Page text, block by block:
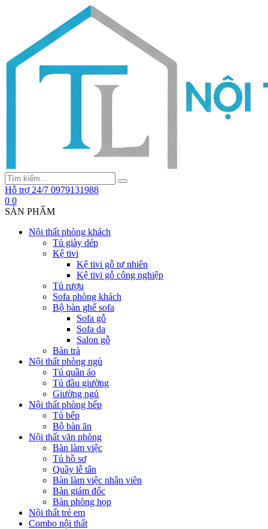
Hỗ trợ 24/7 0979131988
0 0
SẢN PHẨM
Nội thất phòng khách
Tủ giày dép
Kệ tivi
Kệ tivi gỗ tự nhiên
Kệ tivi gỗ công nghiệp
Tủ rượu
Sofa phòng khách
Bộ bàn ghế sofa
Sofa gỗ
Sofa da
Salon gỗ
Bàn trà
Nội thất phòng ngủ
Tủ quần áo
Tủ đầu giường
Giường ngủ
Nội thất phòng bếp
Tủ bếp
Bộ bàn ăn
Nội thất văn phòng
Bàn làm việc
Tủ hồ sơ
Quầy lễ tân
Bàn làm việc nhân viên
Bàn giám đốc
Bàn phòng họp
Nội thất trẻ em
Combo nội thất